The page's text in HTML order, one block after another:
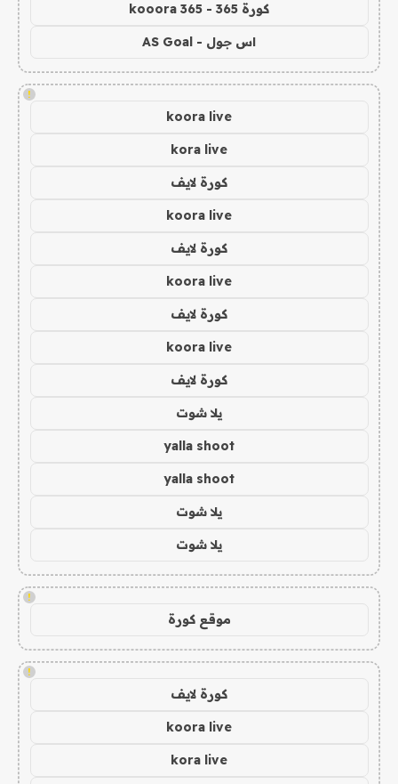
كورة 365 - kooora 365
اس جول - AS Goal
!
koora live
kora live
كورة لايف
koora live
كورة لايف
koora live
كورة لايف
koora live
كورة لايف
يلا شوت
yalla shoot
yalla shoot
يلا شوت
يلا شوت
!
موقع كورة
!
كورة لايف
koora live
kora live